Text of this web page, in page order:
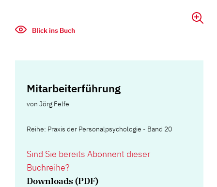
Blick ins Buch
Mitarbeiterführung
vonJörg Felfe
Reihe: Praxis der Personalpsychologie - Band 20
Sind Sie bereits Abonnent dieser
Buchreihe?
Downloads (PDF)